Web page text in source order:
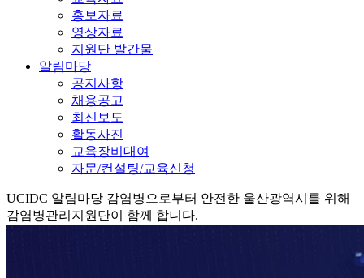
홍보자료
영상자료
지원단 발간물
알림마당
공지사항
채용공고
최신보도
활동사진
교육장비대여
자문/컨설팅/교육신청
UCIDC 알림마당 감염병으로부터 안전한 울산광역시를 위해
감염병관리지원단이 함께 합니다.